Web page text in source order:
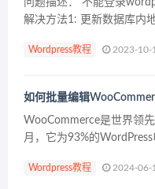
解决方法1: 更新数据库内
phpM...
Wordpress教程 2023-10-
如何批量编辑
WooCommerce是世界领
月，它为93%的
商业需求，但不是每一个...
Wordpress教程 2024-06-